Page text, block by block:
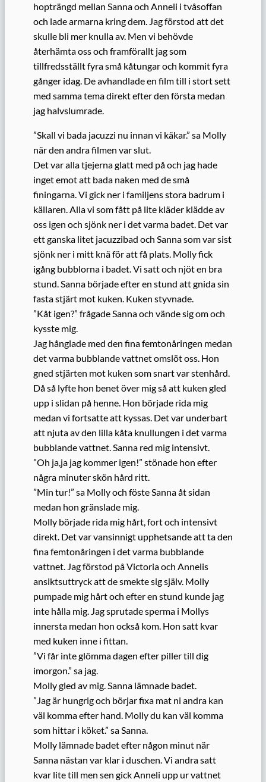
hopträngd mellan Sanna och Anneli i tvåsoffan
och lade armarna kring dem. Jag förstod att det
skulle bli mer knulla av. Men vi behövde
återhämta oss och framförallt jag som
tillfredsställt fyra små kåtungar och kommit fyra
gånger idag. De avhandlade en film till i stort sett
med samma tema direkt efter den första medan
jag halvslumrade.
”Skall vi bada jacuzzi nu innan vi käkar.” sa Molly
när den andra filmen var slut.
Det var alla tjejerna glatt med på och jag hade
inget emot att bada naken med de små
finingarna. Vi gick ner i familjens stora badrum i
källaren. Alla vi som fått på lite kläder klädde av
oss igen och sjönk ner i det varma badet. Det var
ett ganska litet jacuzzibad och Sanna som var sist
sjönk ner i mitt knä för att få plats. Molly fick
igång bubblorna i badet. Vi satt och njöt en bra
stund. Sanna började efter en stund att gnida sin
fasta stjärt mot kuken. Kuken styvnade.
”Kåt igen?” frågade Sanna och vände sig om och
kysste mig.
Jag hånglade med den fina femtonåringen medan
det varma bubblande vattnet omslöt oss. Hon
gned stjärten mot kuken som snart var stenhård.
Då så lyfte hon benet över mig så att kuken gled
upp i slidan på henne. Hon började rida mig
medan vi fortsatte att kyssas. Det var underbart
att njuta av den lilla kåta knullungen i det varma
bubblande vattnet. Sanna red mig intensivt.
”Oh ja,ja jag kommer igen!” stönade hon efter
några minuter skön hård ritt.
”Min tur!” sa Molly och föste Sanna åt sidan
medan hon gränslade mig.
Molly började rida mig hårt, fort och intensivt
direkt. Det var vansinnigt upphetsande att ta den
fina femtonåringen i det varma bubblande
vattnet. Jag förstod på Victoria och Annelis
ansiktsuttryck att de smekte sig själv. Molly
pumpade mig hårt och efter en stund kunde jag
inte hålla mig. Jag sprutade sperma i Mollys
innersta medan hon också kom. Hon satt kvar
med kuken inne i fittan.
”Vi får inte glömma dagen efter piller till dig
imorgon.” sa jag.
Molly gled av mig. Sanna lämnade badet.
”Jag är hungrig och börjar fixa mat ni andra kan
väl komma efter hand. Molly du kan väl komma
som hittar i köket.” sa Sanna.
Molly lämnade badet efter någon minut när
Sanna nästan var klar i duschen. Vi andra satt
kvar lite till men sen gick Anneli upp ur vattnet